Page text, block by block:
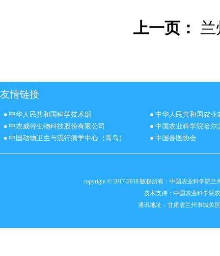
上一页：
友情链接
中华人民共和国科学技术部
中华人民共和国农业
中农威特生物科技股份有限公司
中国农业科学院哈尔
中国动物卫生与流行病学中心（青岛）
中国兽医协会
copyright © 2017-2018 版权所有：中国农业科学院
技术支持： 中国农业科学院
通讯地址：甘肃省兰州市城关